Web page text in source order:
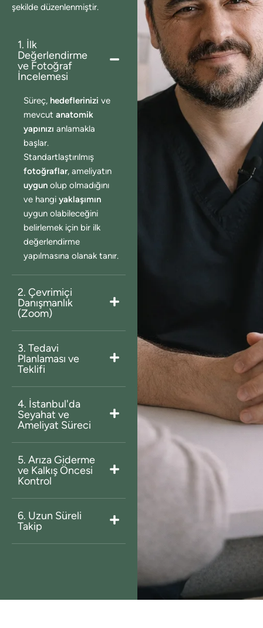
şekilde düzenlenmiştir.
1. İlk
Değerlendirme
ve Fotoğraf
İncelemesi
Süreç, hedeflerinizi ve
mevcut anatomik
yapınızı anlamakla
başlar.
Standartlaştırılmış
fotoğraflar, ameliyatın
uygun olup olmadığını
ve hangi yaklaşımın
uygun olabileceğini
belirlemek için bir ilk
değerlendirme
yapılmasına olanak tanır.
2. Çevrimiçi
Danışmanlık
(Zoom)
3. Tedavi
Planlaması ve
Teklifi
4. İstanbul'da
Seyahat ve
Ameliyat Süreci
5. Arıza Giderme
ve Kalkış Öncesi
Kontrol
6. Uzun Süreli
Takip